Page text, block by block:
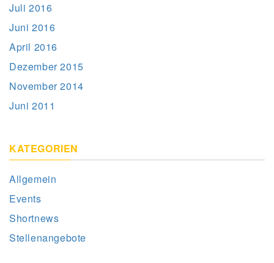
Juli 2016
Juni 2016
April 2016
Dezember 2015
November 2014
Juni 2011
KATEGORIEN
Allgemein
Events
Shortnews
Stellenangebote